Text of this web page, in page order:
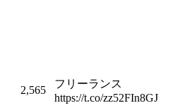
2,565
フリーランス
https://t.co/zz52FIn8GJ